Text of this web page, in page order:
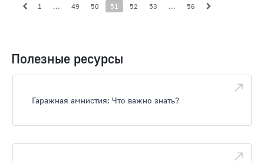
1 ... 49 50 51 52 53 ... 56
Полезные ресурсы
Гаражная амнистия: Что важно знать?